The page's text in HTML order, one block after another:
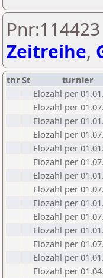
Zeitreihe,
tnrSt turnier
Elozahl per
Elozahl per
Elozahl per
Elozahl per
Elozahl per
Elozahl per
Elozahl per
Elozahl per
Elozahl per
Elozahl per
Elozahl per
Elozahl per
Elozahl per
Elozahl per